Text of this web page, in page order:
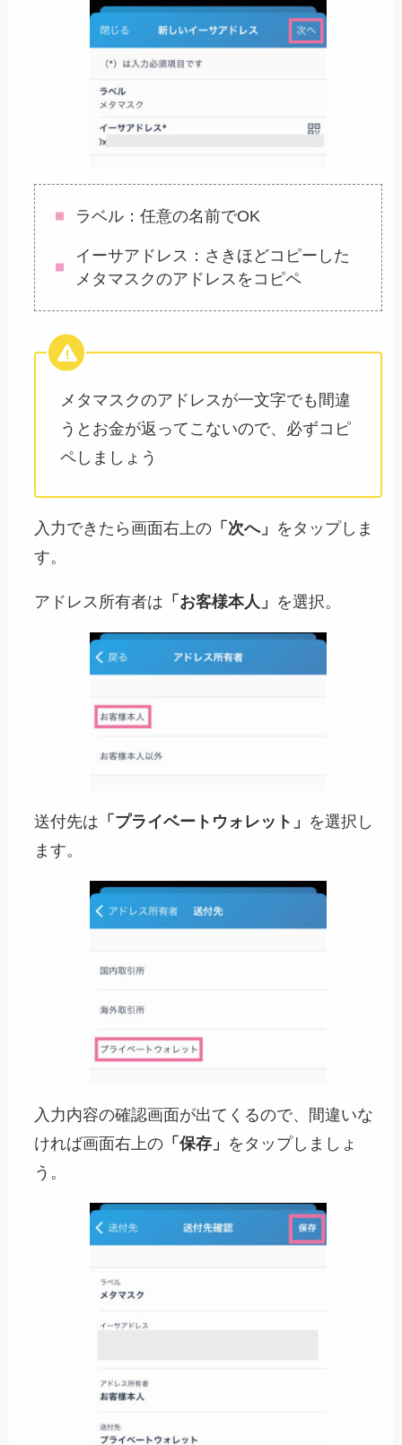
ラベル：任意の名前でOK
イーサアドレス：さきほどコピーした
メタマスクのアドレスをコピペ
メタマスクのアドレスが一文字でも間違
うとお金が返ってこないので、必ずコピ
ペしましょう
入力できたら画面右上の 「次へ」 をタップしま
す。
アドレス所有者は 「お客様本人」 を選択。
送付先は 「プライベートウォレット」 を選択し
ます。
入力内容の確認画面が出てくるので、間違いな
ければ画面右上の 「保存」 をタップしましょ
う。